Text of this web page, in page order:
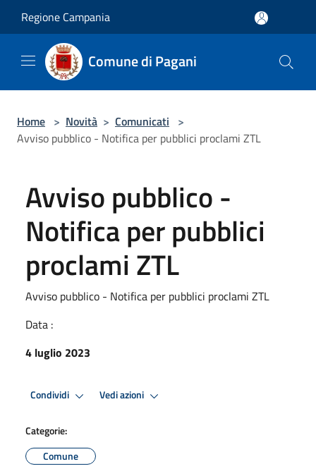
Regione Campania
Comune di Pagani
Home > Novità > Comunicati >
Avviso pubblico - Notifica per pubblici proclami ZTL
Avviso pubblico -
Notifica per pubblici
proclami ZTL
Avviso pubblico - Notifica per pubblici proclami ZTL
Data :
4 luglio 2023
Condividi Vedi azioni
Categorie:
Comune